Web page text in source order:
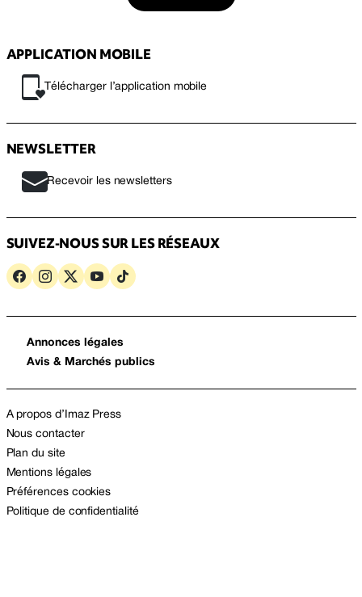
APPLICATION MOBILE
Télécharger l’application mobile
NEWSLETTER
Recevoir les newsletters
SUIVEZ-NOUS SUR LES RÉSEAUX
Annonces légales
Avis & Marchés publics
A propos d’Imaz Press
Nous contacter
Plan du site
Mentions légales
Préférences cookies
Politique de confidentialité